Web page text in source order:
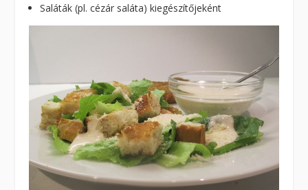
Saláták (pl. cézár saláta) kiegészítőjeként